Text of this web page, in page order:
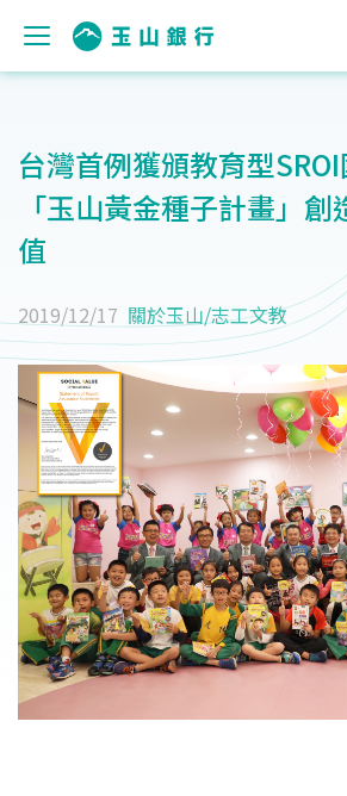
台灣首例獲頒教育型
「玉山黃金種子計畫」
值
2019/12/17 關於玉山/志工文教